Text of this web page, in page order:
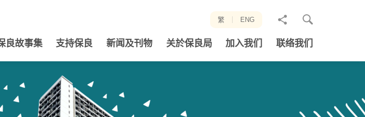
繁 ENG
分
至
良故事集 支持保良 新闻及刊物 关於保良局 加入我们 联络我们